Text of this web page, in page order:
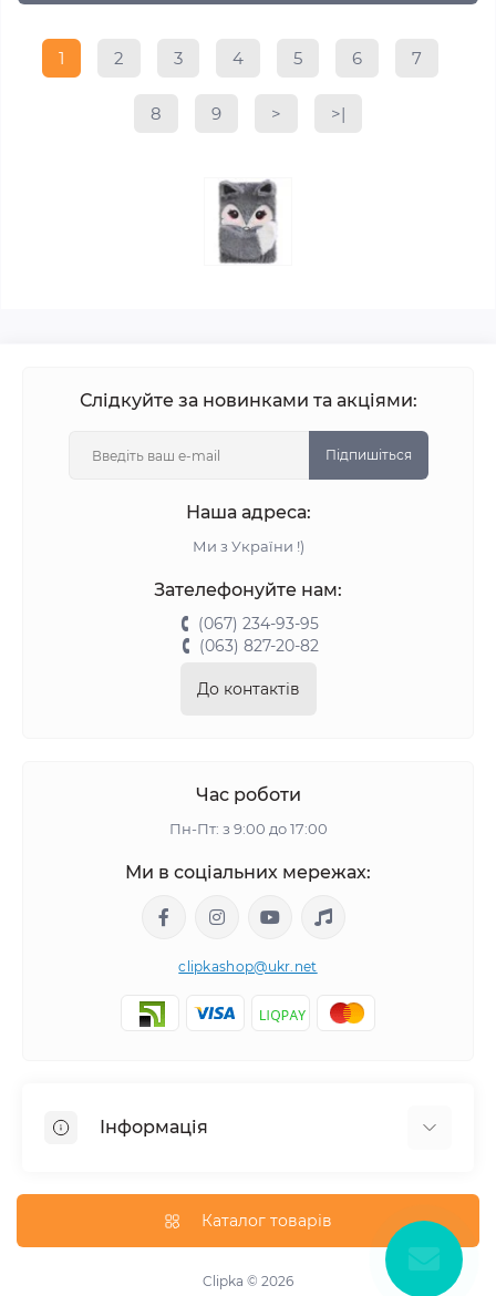
1 2 3 4 5 6 7
8 9 > >|
Слідкуйте за новинками та акціями:
Підпишіться
Наша адреса:
Ми з України !)
Зателефонуйте нам:
(067) 234-93-95
(063) 827-20-82
До контактів
Час роботи
Пн-Пт: з 9:00 до 17:00
Ми в соціальних мережах:
clipkashop@ukr.net
Інформація
Контакти
Каталог товарів
Clipka © 2026